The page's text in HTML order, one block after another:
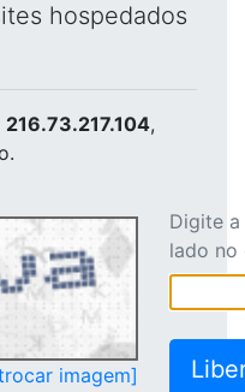
hospedados
216.73.217.104,
imagem]
Digite
lado no